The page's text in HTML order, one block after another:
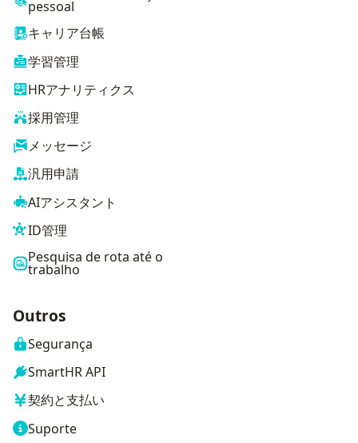
pessoal
キャリア台帳
学習管理
HRアナリティクス
採用管理
メッセージ
汎用申請
AIアシスタント
ID管理
Pesquisa de rota até o
trabalho
Outros
Segurança
SmartHR API
契約と支払い
Suporte